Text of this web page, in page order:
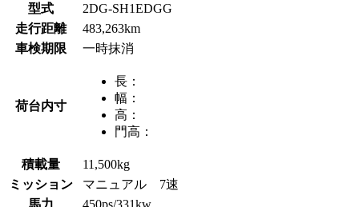
型式
2DG-SH1EDGG
走行距離
483,263km
車検期限
一時抹消
荷台内寸
長：
幅：
高：
門高：
積載量
11,500kg
ミッション
マニュアル 7速
馬力
450ps/331kw